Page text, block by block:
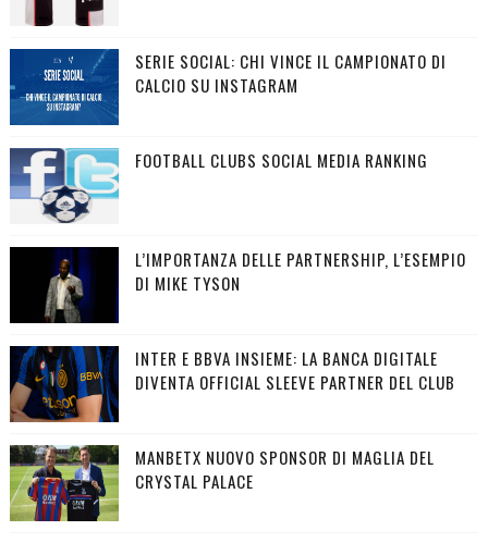
SERIE SOCIAL: CHI VINCE IL CAMPIONATO DI
CALCIO SU INSTAGRAM
FOOTBALL CLUBS SOCIAL MEDIA RANKING
L’IMPORTANZA DELLE PARTNERSHIP, L’ESEMPIO
DI MIKE TYSON
INTER E BBVA INSIEME: LA BANCA DIGITALE
DIVENTA OFFICIAL SLEEVE PARTNER DEL CLUB
MANBETX NUOVO SPONSOR DI MAGLIA DEL
CRYSTAL PALACE